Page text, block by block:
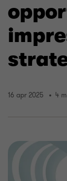
16 apr 2025 4